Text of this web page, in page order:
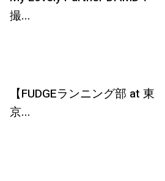
撮...
【FUDGEランニング部 at 東
京...